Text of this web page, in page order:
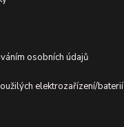
osobních údajů
elektrozařízení/baterií